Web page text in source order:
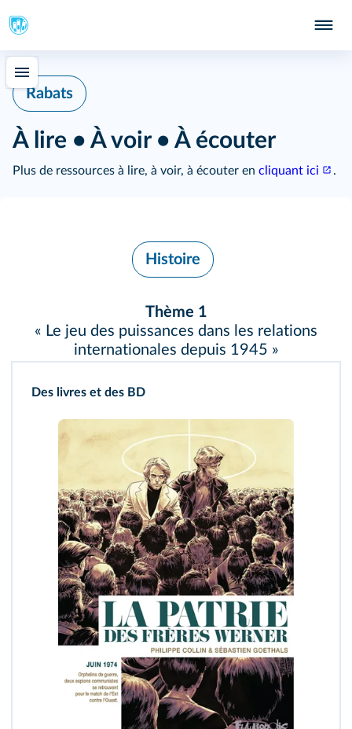
Rabats
À lire • À voir • À écouter
Plus de ressources à lire, à voir, à écouter en cliquant ici .
Histoire
Thème 1
« Le jeu des puissances dans les relations
internationales depuis 1945 »
Des livres et des BD